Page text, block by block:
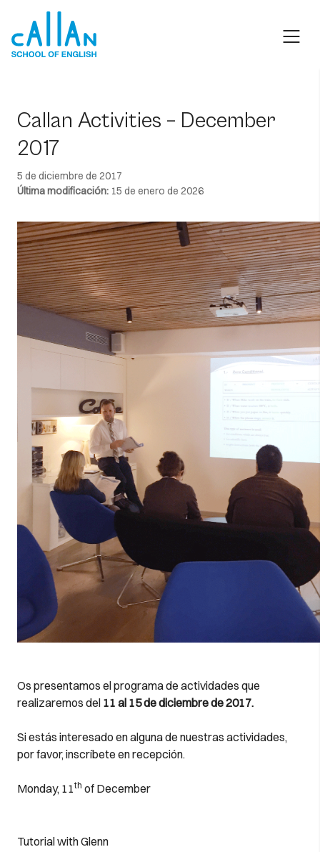
content
Callan Activities – December
2017
5 de diciembre de 2017
Última modificación: 15 de enero de 2026
Os presentamos el programa de actividades que
realizaremos del 11 al 15 de diciembre de 2017.
Si estás interesado en alguna de nuestras actividades,
por favor, inscríbete en recepción.
Monday, 11th of December
Tutorial with Glenn